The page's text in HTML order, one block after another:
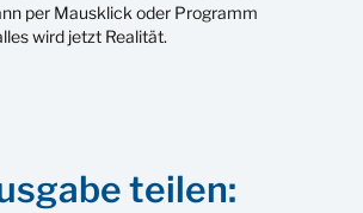
per Mausklick oder Programm
wird jetzt Realität.
teilen: